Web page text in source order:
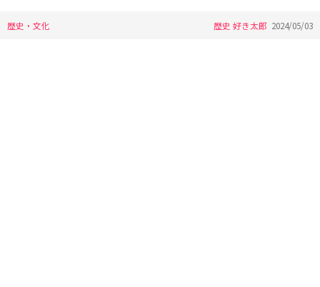
歴史・文化 歴史 好き太郎 2024/05/03